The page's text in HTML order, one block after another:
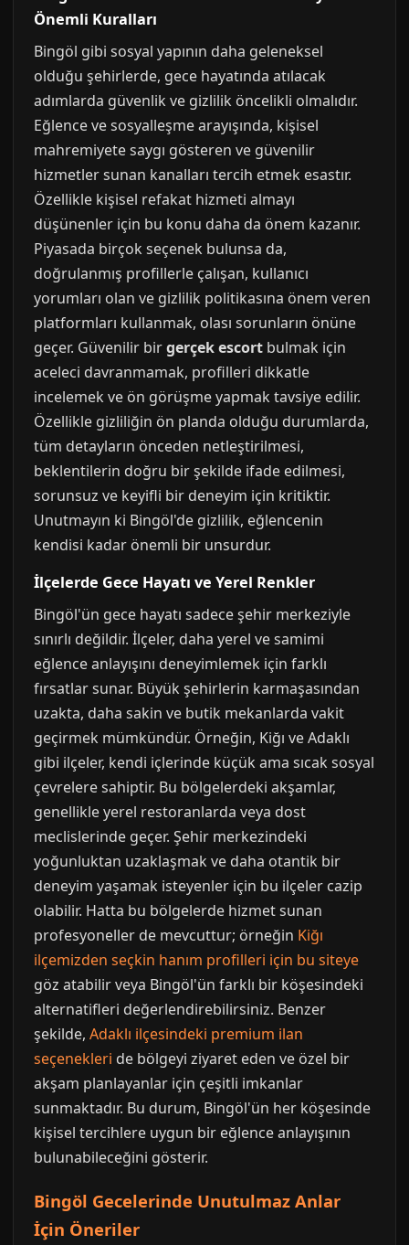
Önemli Kuralları
Bingöl gibi sosyal yapının daha geleneksel
olduğu şehirlerde, gece hayatında atılacak
adımlarda güvenlik ve gizlilik öncelikli olmalıdır.
Eğlence ve sosyalleşme arayışında, kişisel
mahremiyete saygı gösteren ve güvenilir
hizmetler sunan kanalları tercih etmek esastır.
Özellikle kişisel refakat hizmeti almayı
düşünenler için bu konu daha da önem kazanır.
Piyasada birçok seçenek bulunsa da,
doğrulanmış profillerle çalışan, kullanıcı
yorumları olan ve gizlilik politikasına önem veren
platformları kullanmak, olası sorunların önüne
geçer. Güvenilir birgerçek escort bulmak için
aceleci davranmamak, profilleri dikkatle
incelemek ve ön görüşme yapmak tavsiye edilir.
Özellikle gizliliğin ön planda olduğu durumlarda,
tüm detayların önceden netleştirilmesi,
beklentilerin doğru bir şekilde ifade edilmesi,
sorunsuz ve keyifli bir deneyim için kritiktir.
Unutmayın ki Bingöl'de gizlilik, eğlencenin
kendisi kadar önemli bir unsurdur.
İlçelerde Gece Hayatı ve Yerel Renkler
Bingöl'ün gece hayatı sadece şehir merkeziyle
sınırlı değildir. İlçeler, daha yerel ve samimi
eğlence anlayışını deneyimlemek için farklı
fırsatlar sunar. Büyük şehirlerin karmaşasından
uzakta, daha sakin ve butik mekanlarda vakit
geçirmek mümkündür. Örneğin, Kiğı ve Adaklı
gibi ilçeler, kendi içlerinde küçük ama sıcak sosyal
çevrelere sahiptir. Bu bölgelerdeki akşamlar,
genellikle yerel restoranlarda veya dost
meclislerinde geçer. Şehir merkezindeki
yoğunluktan uzaklaşmak ve daha otantik bir
deneyim yaşamak isteyenler için bu ilçeler cazip
olabilir. Hatta bu bölgelerde hizmet sunan
profesyoneller de mevcuttur; örneğin Kiğı
ilçemizden seçkin hanım profilleri için bu siteye
göz atabilir veya Bingöl'ün farklı bir köşesindeki
alternatifleri değerlendirebilirsiniz. Benzer
şekilde, Adaklı ilçesindeki premium ilan
seçenekleri de bölgeyi ziyaret eden ve özel bir
akşam planlayanlar için çeşitli imkanlar
sunmaktadır. Bu durum, Bingöl'ün her köşesinde
kişisel tercihlere uygun bir eğlence anlayışının
bulunabileceğini gösterir.
Bingöl Gecelerinde Unutulmaz Anlar
İçin Öneriler